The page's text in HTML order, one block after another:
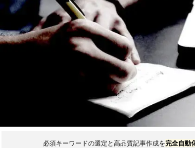
必須キーワードの選定と高品質記事作成を完全自動